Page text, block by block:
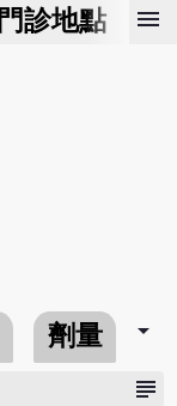
門診地點 預
menu
劑量 arrow_drop_down
subject